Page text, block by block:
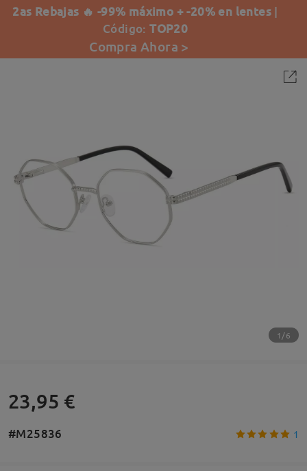
2as Rebajas 🔥 -99% máximo + -20% en lentes |
Código:TOP20
Compra Ahora >
1/6
23,95 €
#M25836 1